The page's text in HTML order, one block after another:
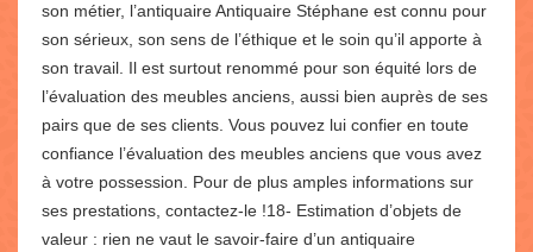
son métier, l’antiquaire Antiquaire Stéphane est connu pour
son sérieux, son sens de l’éthique et le soin qu’il apporte à
son travail. Il est surtout renommé pour son équité lors de
l’évaluation des meubles anciens, aussi bien auprès de ses
pairs que de ses clients. Vous pouvez lui confier en toute
confiance l’évaluation des meubles anciens que vous avez
à votre possession. Pour de plus amples informations sur
ses prestations, contactez-le !18- Estimation d’objets de
valeur : rien ne vaut le savoir-faire d’un antiquaire